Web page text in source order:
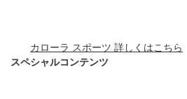
カローラ スポーツ 詳しくはこちら
スペシャルコンテンツ